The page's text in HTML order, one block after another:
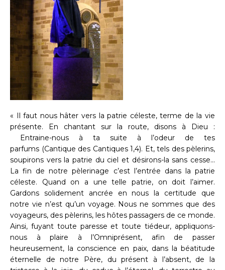
« Il faut nous hâter vers la patrie céleste, terme de la vie
présente. En chantant sur la route, disons à Dieu :
Entraine-nous à ta suite à l’odeur de tes
parfums (Cantique des Cantiques 1,4). Et, tels des pèlerins,
soupirons vers la patrie du ciel et désirons-la sans cesse...
La fin de notre pèlerinage c’est l’entrée dans la patrie
céleste. Quand on a une telle patrie, on doit l’aimer.
Gardons solidement ancrée en nous la certitude que
notre vie n’est qu’un voyage. Nous ne sommes que des
voyageurs, des pèlerins, les hôtes passagers de ce monde.
Ainsi, fuyant toute paresse et toute tiédeur, appliquons-
nous à plaire à l’Omniprésent, afin de passer
heureusement, la conscience en paix, dans la béatitude
éternelle de notre Père, du présent à l’absent, de la